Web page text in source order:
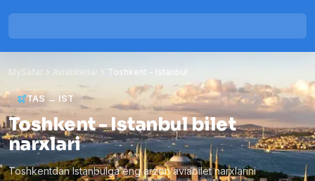
MySafar Aviabiletlar Toshkent - Istanbul
TAS → IST
Toshkent - Istanbul bilet
narxlari
Toshkentdan Istanbulga eng arzon aviabilet narxlarini